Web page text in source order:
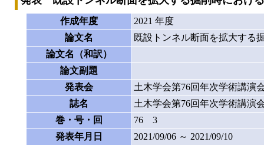
作成年度
2021 年度
論文名
既設トンネル断面を拡大する
論文名（和訳）
論文副題
発表会
土木学会第76回年次学術講演
誌名
土木学会第76回年次学術講演
巻・号・回
76 3
発表年月日
2021/09/06 ～ 2021/09/10